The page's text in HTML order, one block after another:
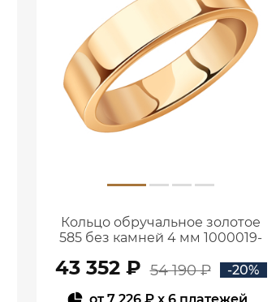
Кольцо обручальное золотое
585 без камней 4 мм 1000019-
43 352 ₽ 54 190 ₽
-20%